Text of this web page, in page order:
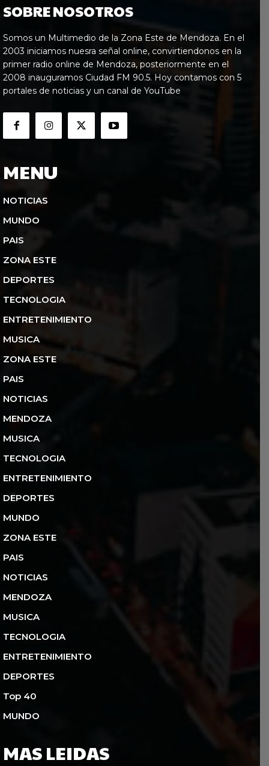
SOBRE NOSOTROS
Somos un Multimedio de la Zona Este de Mendoza. En el
2003 iniciamos nuesra señal online, convirtiendonos en la
primer radio online de Mendoza, posteriormente en el
2008 inauguramos Ciudad FM 90.5. Hoy contamos con 5
portales de noticias y un canal de YouTube
MENU
NOTICIAS
MUNDO
PAIS
ZONA ESTE
DEPORTES
TECNOLOGIA
ENTRETENIMIENTO
MUSICA
ZONA ESTE
PAIS
NOTICIAS
MENDOZA
MUSICA
TECNOLOGIA
ENTRETENIMIENTO
DEPORTES
MUNDO
ZONA ESTE
PAIS
NOTICIAS
MENDOZA
MUSICA
TECNOLOGIA
ENTRETENIMIENTO
DEPORTES
Top 40
MUNDO
MAS LEIDAS